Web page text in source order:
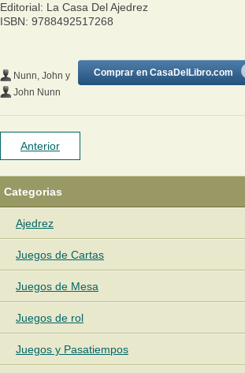
Editorial: La Casa Del Ajedrez
ISBN: 9788492517268
Comprar en CasaDelLibro.com
Nunn, John y
John Nunn
Anterior
Categorias
Ajedrez
Juegos de Cartas
Juegos de Mesa
Juegos de rol
Juegos y Pasatiempos